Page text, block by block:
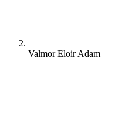
Valmor Eloir Adam